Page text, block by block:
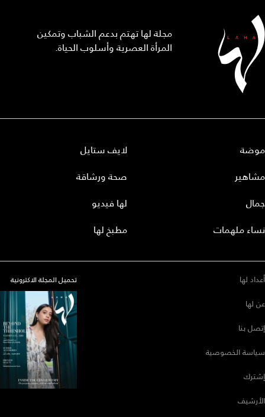
مجلة لها تهتم بدعم الشباب وتمكين
المرأة العصرية وأسلوب الحياة.
موضة
مشاهير
جمال
نساء ملهمات
لايف ستايل
صحة ورشاقة
لها فيديو
مطبخ لها
أعداد لها
عن لها
إتصل بنا
سياسة الخصوصية
إشترك
الأرشيف
تحميل المجلة الاكترونية